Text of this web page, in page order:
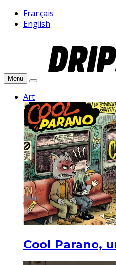
Français
English
Menu
Art
Cool Parano,